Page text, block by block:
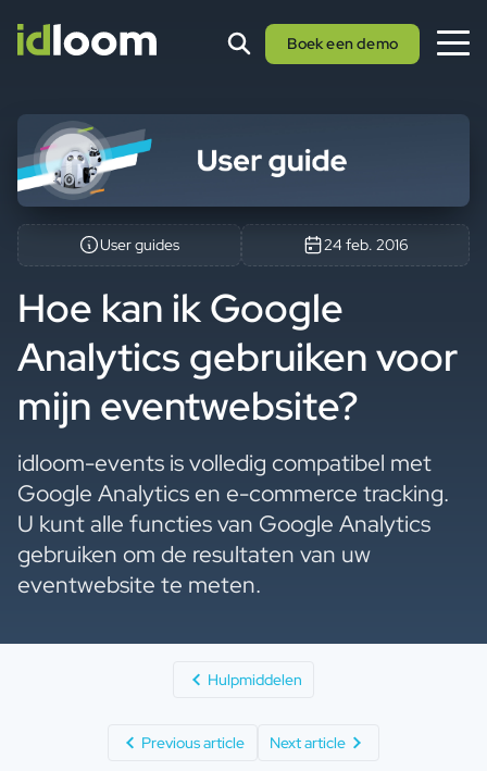
Boek een demo
User guides 24 feb. 2016
Hoe kan ik Google
Analytics gebruiken voor
mijn eventwebsite?
idloom-events is volledig compatibel met
Google Analytics en e-commerce tracking.
U kunt alle functies van Google Analytics
gebruiken om de resultaten van uw
eventwebsite te meten.
Hulpmiddelen
Previous article Next article